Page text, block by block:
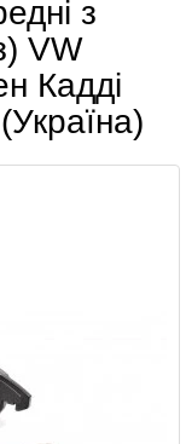
з
VW
Кадді